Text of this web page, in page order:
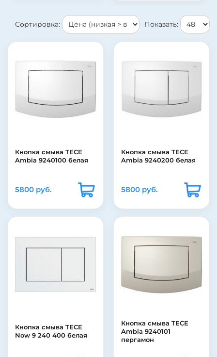
Показать:
Сортировка:
Кнопка смыва TECE
Ambia 9240100 белая
5800 руб.
Кнопка смыва TECE
Ambia 9240200 белая
5800 руб.
Кнопка смыва TECE
Now 9 240 400 белая
Кнопка смыва TECE
Ambia 9240101
пергамон